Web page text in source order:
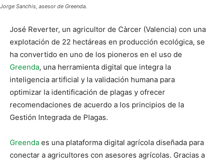
Jorge Sanchis, asesor de Greenda.
José Reverter, un agricultor de Càrcer (Valencia) con una
explotación de 22 hectáreas en producción ecológica, se
ha convertido en uno de los pioneros en el uso de
Greenda, una herramienta digital que integra la
inteligencia artificial y la validación humana para
optimizar la identificación de plagas y ofrecer
recomendaciones de acuerdo a los principios de la
Gestión Integrada de Plagas.
Greenda es una plataforma digital agrícola diseñada para
conectar a agricultores con asesores agrícolas. Gracias a